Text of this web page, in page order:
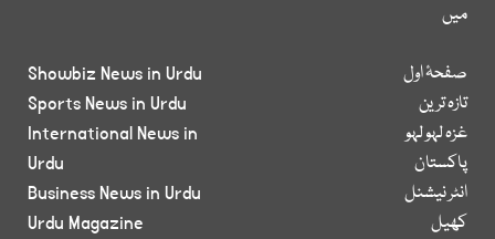
میں
صفحۂ اول
تازہ ترین
غزہ لہو لہو
پاکستان
انٹر نیشنل
کھیل
Showbiz News in Urdu
Sports News in Urdu
International News in
Urdu
Business News in Urdu
Urdu Magazine